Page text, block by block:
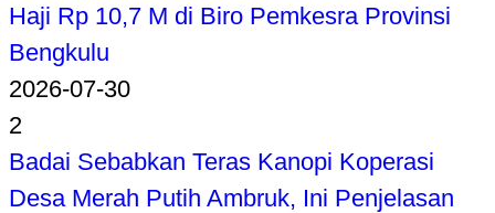
Haji Rp 10,7 M di Biro Pemkesra Provinsi
Bengkulu
2026-07-30
2
Badai Sebabkan Teras Kanopi Koperasi
Desa Merah Putih Ambruk, Ini Penjelasan